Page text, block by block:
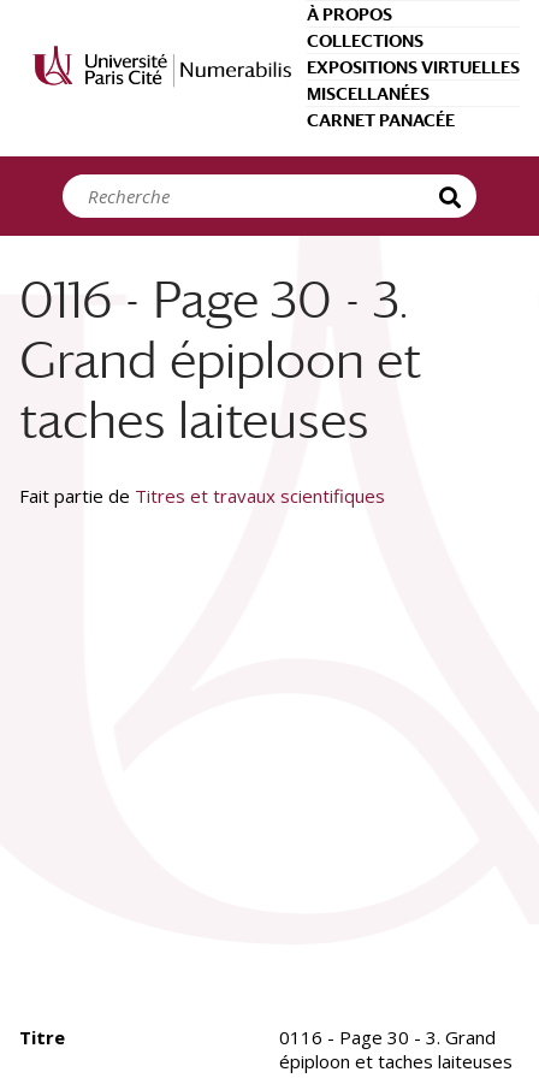
À PROPOS
COLLECTIONS
EXPOSITIONS VIRTUELLES
MISCELLANÉES
CARNET PANACÉE
0116 - Page 30 - 3.
Grand épiploon et
taches laiteuses
Fait partie de Titres et travaux scientifiques
Titre
0116 - Page 30 - 3. Grand
épiploon et taches laiteuses